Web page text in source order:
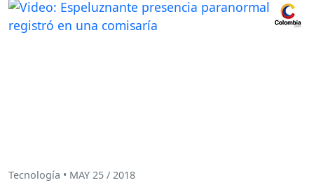
Tecnología • MAY 25 / 2018